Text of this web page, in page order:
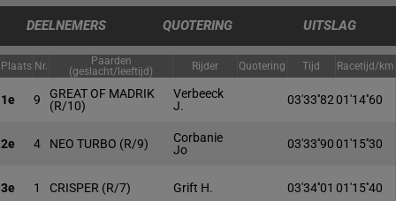
DEELNEMERS QUOTERING UITSLAG
Plaats Nr.
Paarden
(geslacht/leeftijd)
Rijder Quotering Tijd Racetijd/km
1e 9
GREAT OF MADRIK
(R/10)
Verbeeck
J.
03'33''8201'14''60
2e 4 NEO TURBO (R/9)
Corbanie
Jo
03'33''9001'15''30
3e 1 CRISPER (R/7) Grift H. 03'34''01 01'15''40